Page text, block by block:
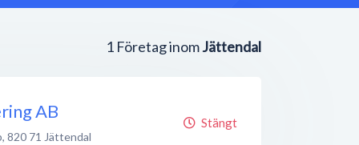
1 Företag inomJättendal
AB
, 820 71 Jättendal
Stängt